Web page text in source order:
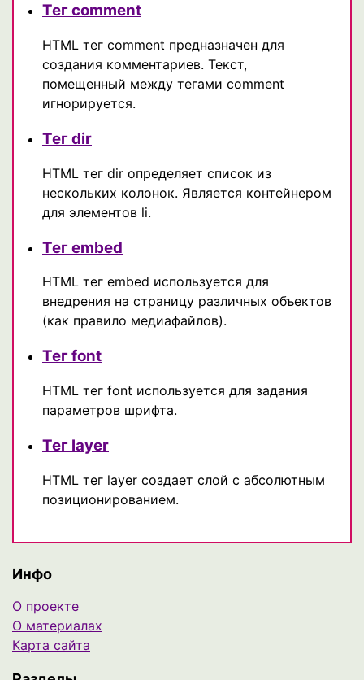
Тег comment
HTML тег comment предназначен для
создания комментариев. Текст,
помещенный между тегами comment
игнорируется.
Тег dir
HTML тег dir определяет список из
нескольких колонок. Является контейнером
для элементов li.
Тег embed
HTML тег embed используется для
внедрения на страницу различных объектов
(как правило медиафайлов).
Тег font
HTML тег font используется для задания
параметров шрифта.
Тег layer
HTML тег layer создает слой с абсолютным
позиционированием.
Инфо
О проекте
О материалах
Карта сайта